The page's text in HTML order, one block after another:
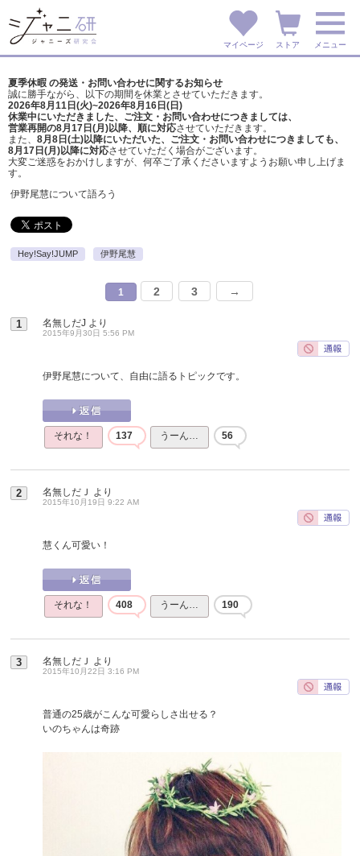
マイページ ストア メニュー
夏季休暇 の発送・お問い合わせに関するお知らせ
誠に勝手ながら、以下の期間を休業とさせていただきます。
2026年8月11日(火)~2026年8月16日(日)
休業中にいただきました、ご注文・お問い合わせにつきましては、
営業再開の8月17日(月)以降、順に対応させていただきます。
また、 8月8日(土)以降にいただいた、ご注文・ お問い合わせにつきましても、
8月17日(月)以降に対応させていただく場合がございます。
大変ご迷惑をおかけしますが、 何卒ご了承くださいますようお願い申し上げま
す。
伊野尾慧について語ろう
Hey!Say!JUMP 伊野尾慧
1 2 3 →
1 名無しだJ より
2015年9月30日 5:56 PM
伊野尾慧について、自由に語るトピックです。
それな！ 137 うーん… 56
2 名無しだＪ より
2015年10月19日 9:22 AM
慧くん可愛い！
それな！ 408 うーん… 190
3 名無しだＪ より
2015年10月22日 3:16 PM
普通の25歳がこんな可愛らしさ出せる？
いのちゃんは奇跡